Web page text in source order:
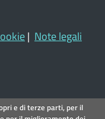
| Note legali
e di terze parti, per il